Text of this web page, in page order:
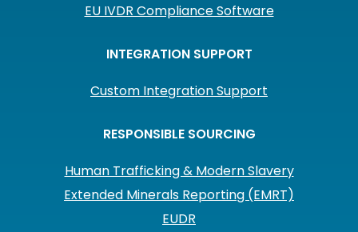
EU IVDR Compliance Software
INTEGRATION SUPPORT
Custom Integration Support
RESPONSIBLE SOURCING
Human Trafficking & Modern Slavery
Extended Minerals Reporting (EMRT)
EUDR